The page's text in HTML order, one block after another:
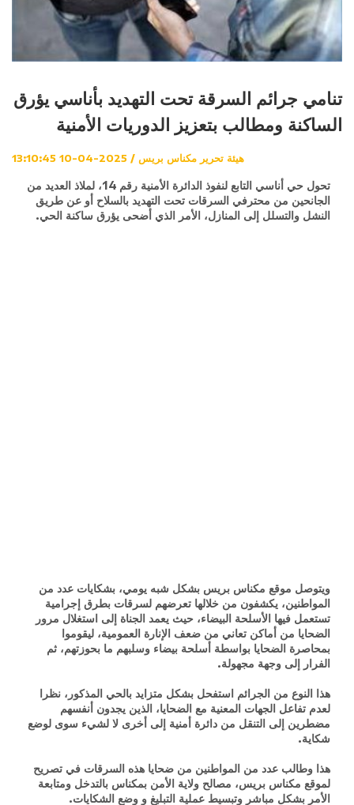
تنامي جرائم السرقة تحت التهديد بأناسي يؤرق
الساكنة ومطالب بتعزيز الدوريات الأمنية
هيئة تحرير مكناس بريس / 2025-04-10 13:10:45
تحول حي أناسي التابع لنفوذ الدائرة الأمنية رقم 14، لملاذ العديد من
الجانحين من محترفي السرقات تحت التهديد بالسلاح أو عن طريق
النشل والتسلل إلى المنازل، الأمر الذي أضحى يؤرق ساكنة الحي.
ويتوصل موقع مكناس بريس بشكل شبه يومي، بشكايات عدد من
المواطنين، يكشفون من خلالها تعرضهم لسرقات بطرق إجرامية
تستعمل فيها الأسلحة البيضاء، حيث يعمد الجناة إلى استغلال مرور
الضحايا من أماكن تعاني من ضعف الإنارة العمومية، ليقوموا
بمحاصرة الضحايا بواسطة أسلحة بيضاء وسلبهم ما بحوزتهم، ثم
الفرار إلى وجهة مجهولة.
هذا النوع من الجرائم استفحل بشكل متزايد بالحي المذكور، نظرا
لعدم تفاعل الجهات المعنية مع الضحايا، الذين يجدون أنفسهم
مضطرين إلى التنقل من دائرة أمنية إلى أخرى لا لشيء سوى لوضع
شكاية.
هذا وطالب عدد من المواطنين من ضحايا هذه السرقات في تصريح
لموقع مكناس بريس، مصالح ولاية الأمن بمكناس بالتدخل ومتابعة
الأمر بشكل مباشر وتبسيط عملية التبليغ و وضع الشكايات.